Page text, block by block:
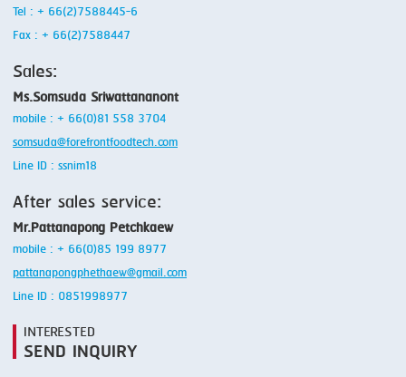
Tel : + 66(2)7588445-6
Fax : + 66(2)7588447
Sales:
Ms.Somsuda Sriwattananont
mobile : + 66(0)81 558 3704
somsuda@forefrontfoodtech.com
Line ID : ssnim18
After sales service:
Mr.Pattanapong Petchkaew
mobile : + 66(0)85 199 8977
pattanapongphethaew@gmail.com
Line ID : 0851998977
INTERESTED
SEND INQUIRY